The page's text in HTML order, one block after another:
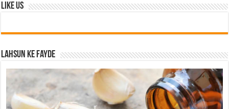
Like Us
Lahsun ke fayde